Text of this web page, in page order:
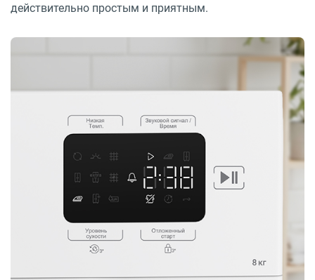
действительно простым и приятным.